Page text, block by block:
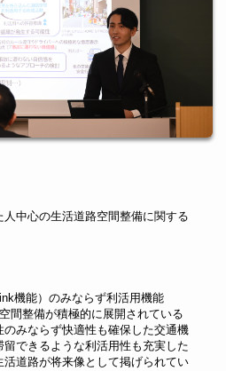
中心の生活道路空間整備に関する
機能）のみならず利活用機能
間整備が積極的に展開されている
みならず快適性も確保した交通機
できるような利活用性も充実した
道路が将来像として掲げられてい